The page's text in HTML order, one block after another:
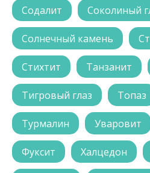
Содалит Соколиный
Солнечный камень
Стихтит Танзанит
Тигровый глаз Топаз
Турмалин Уваровит
Фуксит Халцедон